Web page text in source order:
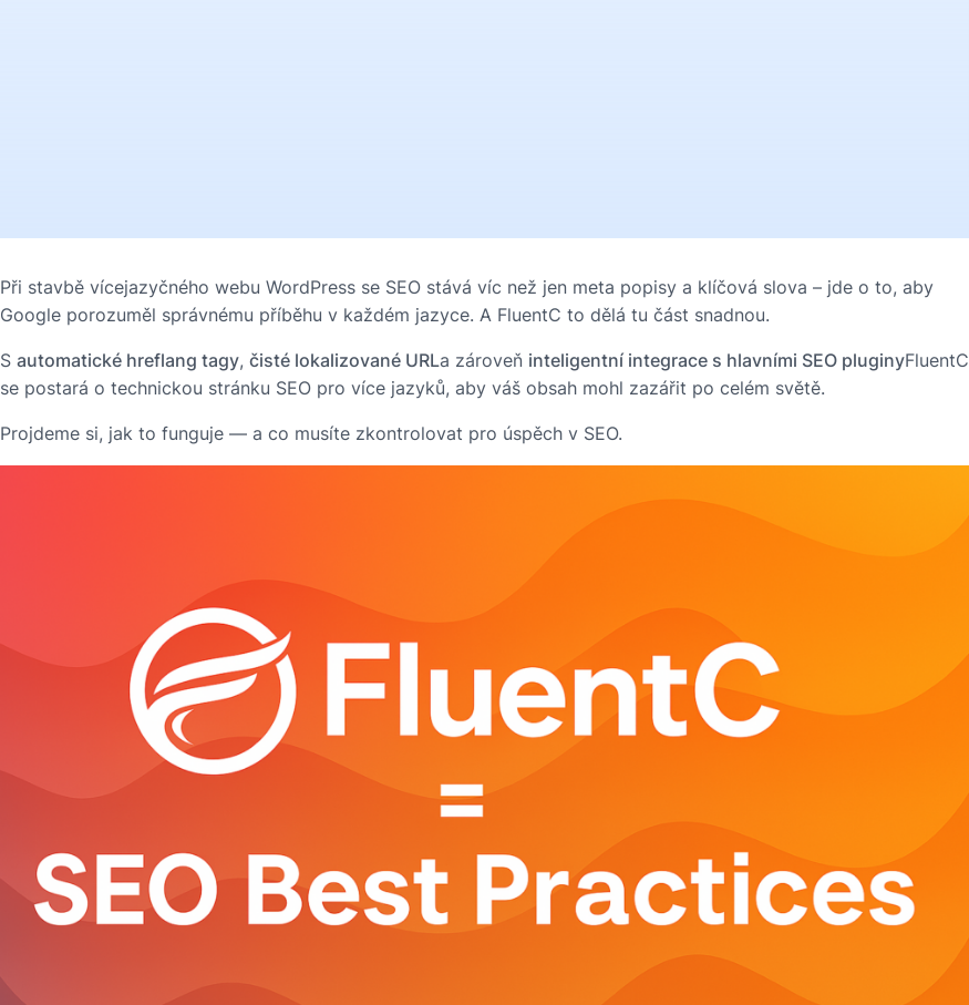
Při stavbě vícejazyčného webu WordPress se SEO stává víc než jen meta popisy a klíčová slova – jde o to, aby
Google porozuměl správnému příběhu v každém jazyce. A FluentC to dělá tu část snadnou.
S automatické hreflang tagy, čisté lokalizované URLa zároveň inteligentní integrace s hlavními SEO pluginyFluentC
se postará o technickou stránku SEO pro více jazyků, aby váš obsah mohl zazářit po celém světě.
Projdeme si, jak to funguje — a co musíte zkontrolovat pro úspěch v SEO.